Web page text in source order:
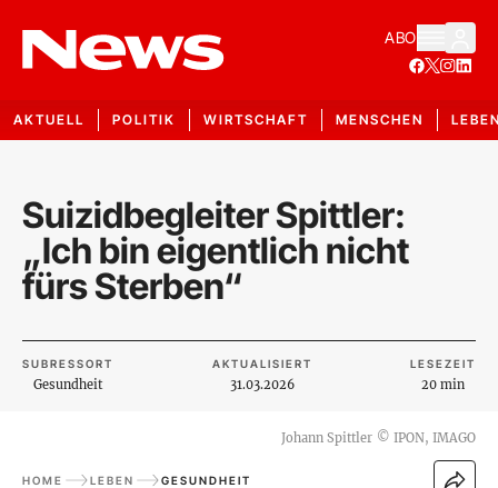
ABO
AKTUELL POLITIK WIRTSCHAFT MENSCHEN
Suizidbegleiter Spittler:
„Ich bin eigentlich nicht
fürs Sterben“
SUBRESSORT
Gesundheit
AKTUALISIERT
31.03.2026
LESEZEIT
20 min
Johann Spittler © IPON, IMAGO
HOME LEBEN GESUNDHEIT